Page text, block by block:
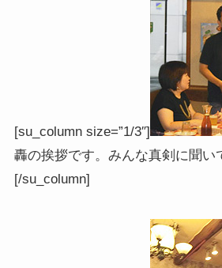
[su_column size=”1/3″]
轟の挨拶です。みんな真剣に聞い
[/su_column]